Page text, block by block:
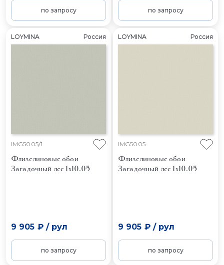
по запросу по запросу
LOYMINA Россия
IMG5005/1
Флизелиновые обои
Загадочный лес 1x10.05
9 905 ₽/ рул
по запросу
LOYMINA Россия
IMG5005
Флизелиновые обои
Загадочный лес 1x10.05
9 905 ₽/ рул
по запросу